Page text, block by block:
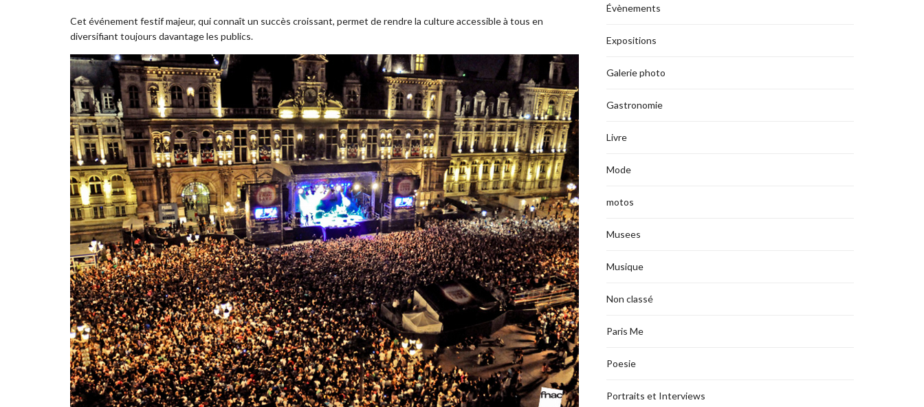
Cet événement festif majeur, qui connaît un succès croissant, permet de rendre la culture accessible à tous en
diversifiant toujours davantage les publics.
Évènements
Expositions
Galerie photo
Gastronomie
Livre
Mode
motos
Musees
Musique
Non classé
Paris Me
Poesie
Portraits et Interviews